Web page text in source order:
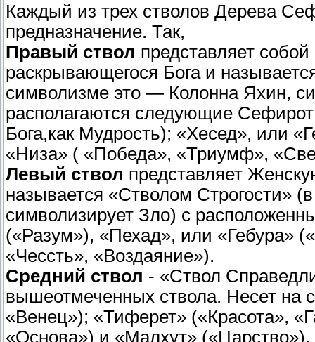
Каждый из трех стволов Дерева
предназначение. Так,
Правый ствол представляет
раскрывающегося Бога и
символизме это — Колонна Яхин,
располагаются следующие
Бога,как Мудрость); «Хесед», или
«Низа» ( «Победа», «Триумф»,
Левый ствол представляет
называется «Стволом Строгости»
символизирует Зло) с
(«Разум»), «Пехад», или «Гебура»
«Чессть», «Воздаяние»).
Средний ствол - «Ствол
вышеотмеченных ствола. Несет на
«Венец»); «Тиферет» («Красота»,
«Основа») и «Малхут» («Царство»).